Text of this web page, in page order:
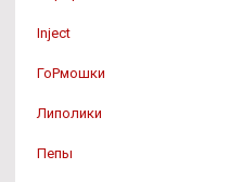
Inject
ГоРмошки
Липолики
Пепы